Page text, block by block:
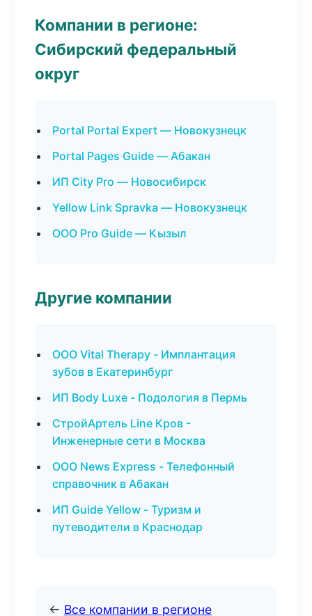
Компании в регионе:
Сибирский федеральный
округ
Portal Portal Expert — Новокузнецк
Portal Pages Guide — Абакан
ИП City Pro — Новосибирск
Yellow Link Spravka — Новокузнецк
ООО Pro Guide — Кызыл
Другие компании
ООО Vital Therapy - Имплантация
зубов в Екатеринбург
ИП Body Luxe - Подология в Пермь
СтройАртель Line Кров -
Инженерные сети в Москва
ООО News Express - Телефонный
справочник в Абакан
ИП Guide Yellow - Туризм и
путеводители в Краснодар
← Все компании в регионе